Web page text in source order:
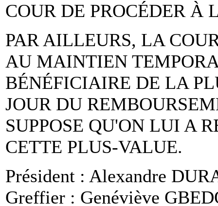
COUR DE PROCÉDER À
PAR AILLEURS, LA
AU MAINTIEN
BÉNÉFICIAIRE DE LA
JOUR DU
SUPPOSE QU'ON LUI A
CETTE PLUS-VALUE.
Président : Alexandre
Greffier : Genéviève